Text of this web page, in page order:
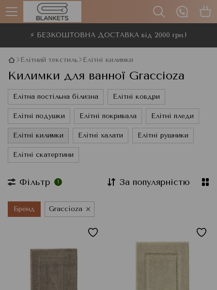
⚡ БЕЗКОШТОВНА ДОСТАВКА від 2000 грн.!
Елітний текстиль Елітні килимки
Килимки для ванної Graccioza
Елітна постільна білизна Елітні ковдри
Елітні подушки Елітні покривала Елітні пледи
Елітні килимки Елітні халати Елітні рушники
Елітні скатертини
Фільтр 1 За популярністю
Бренд Graccioza